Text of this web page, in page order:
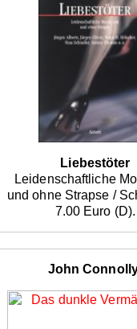
Liebestöter
Leidenschaftliche
und ohne Strapse /
7.00 Euro (D).
John